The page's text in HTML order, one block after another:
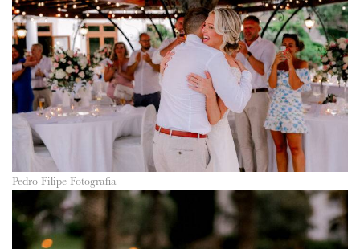
Pedro Filipe Fotografia